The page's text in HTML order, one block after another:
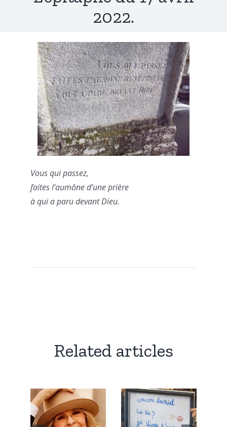
2022.
Vous qui passez,
faites l’aumône d’une prière
à qui a paru devant Dieu.
Related articles